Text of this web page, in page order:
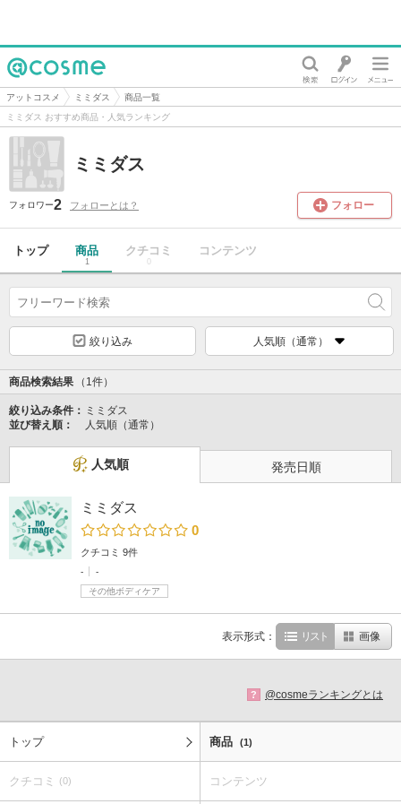
@cosme
アットコスメ ミミダス
商品一覧
ミミダス おすすめ商品・人気ランキング
ミミダス
フォロワー2 フォローとは？ フォロー
トップ 商品
1
クチコミ
0
コンテンツ
絞り込み 人気順（通常）
商品検索結果 （1件）
絞り込み条件： ミミダス
並び替え順：
人気順（通常）
人気順 発売日順
ミミダス
0
クチコミ 9件
-
-
その他ボディケア
表示形式： リスト 画像
? @cosmeランキングとは
トップ 商品 (1)
クチコミ (0) コンテンツ